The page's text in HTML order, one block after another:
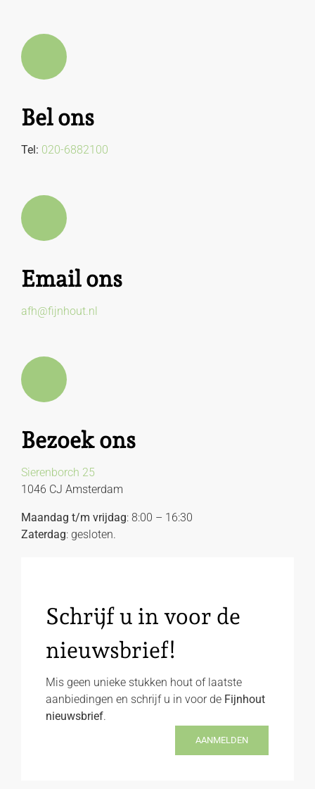
Bel ons
Tel: 020-6882100
Email ons
afh@fijnhout.nl
Bezoek ons
Sierenborch 25
1046 CJ Amsterdam
Maandag t/m vrijdag: 8:00 – 16:30
Zaterdag: gesloten.
Schrijf u in voor de
nieuwsbrief!
Mis geen unieke stukken hout of laatste
aanbiedingen en schrijf u in voor de Fijnhout
nieuwsbrief.
AANMELDEN